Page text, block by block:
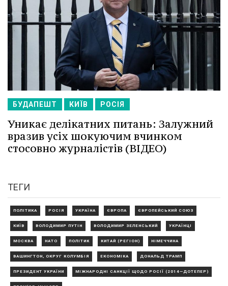
БУДАПЕШТ КИЇВ РОСІЯ
Уникає делікатних питань: Залужний
вразив усіх шокуючим вчинком
стосовно журналістів (ВІДЕО)
ТЕГИ
ПОЛІТИКА РОСІЯ УКРАЇНА ЄВРОПА ЄВРОПЕЙСЬКИЙ СОЮЗ
КИЇВ ВОЛОДИМИР ПУТІН ВОЛОДИМИР ЗЕЛЕНСЬКИЙ УКРАЇНЦІ
МОСКВА НАТО ПОЛІТИК КИТАЙ (РЕГІОН) НІМЕЧЧИНА
ВАШИНГТОН, ОКРУГ КОЛУМБІЯ ЕКОНОМІКА ДОНАЛЬД ТРАМП
ПРЕЗИДЕНТ УКРАЇНИ МІЖНАРОДНІ САНКЦІЇ ЩОДО РОСІЇ (2014—ДОТЕПЕР)